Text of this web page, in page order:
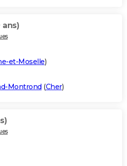
ans)
et-Moselle)
Montrond (Cher)